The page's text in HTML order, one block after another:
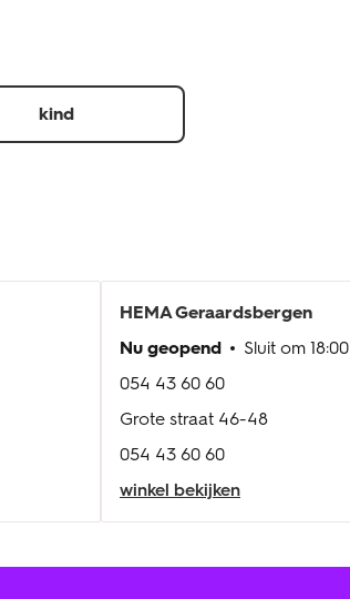
kind
HEMAGeraardsbergen
Nu geopend
Sluit om 18:00
054 43 60 60
Grote straat 46-48
054 43 60 60
winkel bekijken